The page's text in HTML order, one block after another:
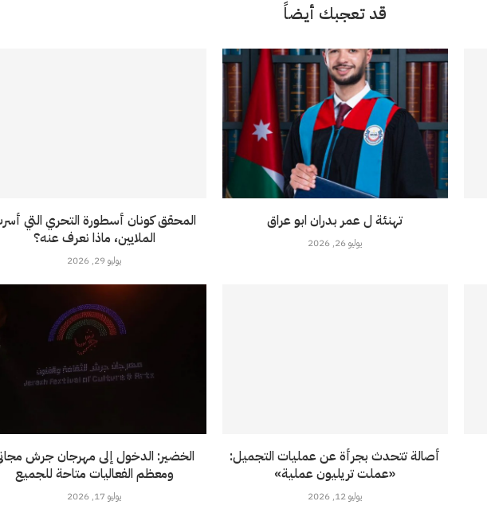
قد تعجبك أيضاً
المحقق كونان أسطورة التحري التي
الملايين، ماذا نعرف عنه؟
يوليو 29, 2026
تهنئة ل عمر بدران ابو عراق
يوليو 26, 2026
الخضير: الدخول إلى مهرجان جرش
ومعظم الفعاليات متاحة للجميع
يوليو 17, 2026
أصالة تتحدث بجرأة عن عمليات التجميل:
«عملت تريليون عملية»
يوليو 12, 2026